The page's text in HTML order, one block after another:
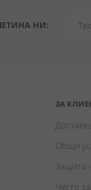
НИ:
ЗА
Общи
Защита
Често